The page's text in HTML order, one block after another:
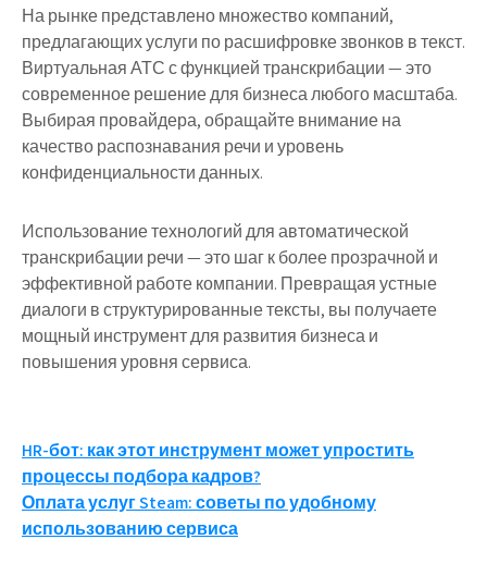
На рынке представлено множество компаний,
предлагающих услуги порасшифровке звонков в текст.
Виртуальная АТС с функцией транскрибации — это
современное решение для бизнеса любого масштаба.
Выбирая провайдера, обращайте внимание на
качество распознавания речи и уровень
конфиденциальности данных.
Использование технологий для автоматической
транскрибации речи— это шаг к более прозрачной и
эффективной работе компании. Превращая устные
диалоги в структурированные тексты, вы получаете
мощный инструмент для развития бизнеса и
повышения уровня сервиса.
Навигация
по
записям
HR-бот: как этот инструмент может упростить
процессы подбора кадров?
Оплата услуг Steam: советы по удобному
использованию сервиса